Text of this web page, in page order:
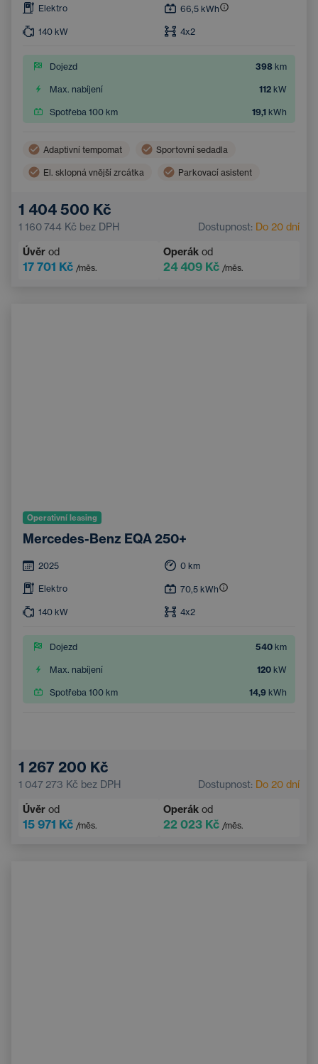
Elektro 66,5 kWh
140 kW 4x2
Dojezd 398 km
Max. nabíjení 112 kW
Spotřeba 100 km 19,1 kWh
Adaptivní tempomat Sportovní sedadla
El. sklopná vnější zrcátka Parkovací asistent
Parkovací kamera
1 404 500 Kč
1 160 744 Kč bez DPH Dostupnost: Do 20 dní
Úvěr od
17 701 Kč /měs.
Operák od
24 409 Kč /měs.
Operativní leasing
Mercedes-Benz EQA 250+
2025 0 km
Elektro 70,5 kWh
140 kW 4x2
Dojezd 540 km
Max. nabíjení 120 kW
Spotřeba 100 km 14,9 kWh
1 267 200 Kč
1 047 273 Kč bez DPH Dostupnost: Do 20 dní
Úvěr od
15 971 Kč /měs.
Operák od
22 023 Kč /měs.